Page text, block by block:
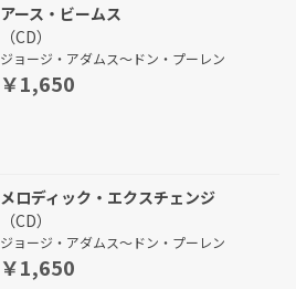
アース・ビームス
（CD）
ジョージ・アダムス～ドン・プーレン
￥1,650
メロディック・エクスチェンジ
（CD）
ジョージ・アダムス～ドン・プーレン
￥1,650